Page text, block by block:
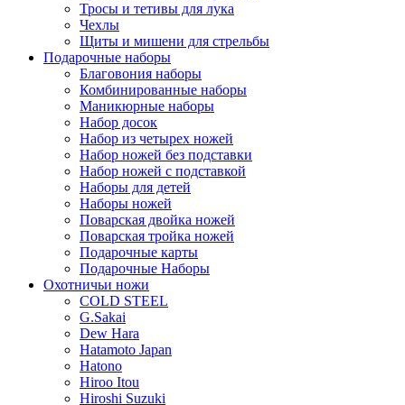
Тросы и тетивы для лука
Чехлы
Щиты и мишени для стрельбы
Подарочные наборы
Благовония наборы
Комбинированные наборы
Маникюрные наборы
Набор досок
Набор из четырех ножей
Набор ножей без подставки
Набор ножей с подставкой
Наборы для детей
Наборы ножей
Поварская двойка ножей
Поварская тройка ножей
Подарочные карты
Подарочные Наборы
Охотничьи ножи
COLD STEEL
G.Sakai
Dew Hara
Hatamoto Japan
Hatono
Hiroo Itou
Hiroshi Suzuki